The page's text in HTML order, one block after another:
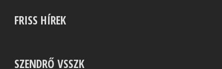
FRISS HÍREK
SZENDRŐ VSSZK